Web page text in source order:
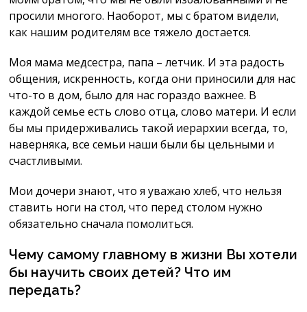
просили многого. Наоборот, мы с братом видели,
как нашим родителям все тяжело достается.
Моя мама медсестра, папа – летчик. И эта радость
общения, искренность, когда они приносили для нас
что-то в дом, было для нас гораздо важнее. В
каждой семье есть слово отца, слово матери. И если
бы мы придерживались такой иерархии всегда, то,
наверняка, все семьи наши были бы цельными и
счастливыми.
Мои дочери знают, что я уважаю хлеб, что нельзя
ставить ноги на стол, что перед столом нужно
обязательно сначала помолиться.
Чему самому главному в жизни Вы хотели
бы научить своих детей? Что им
передать?